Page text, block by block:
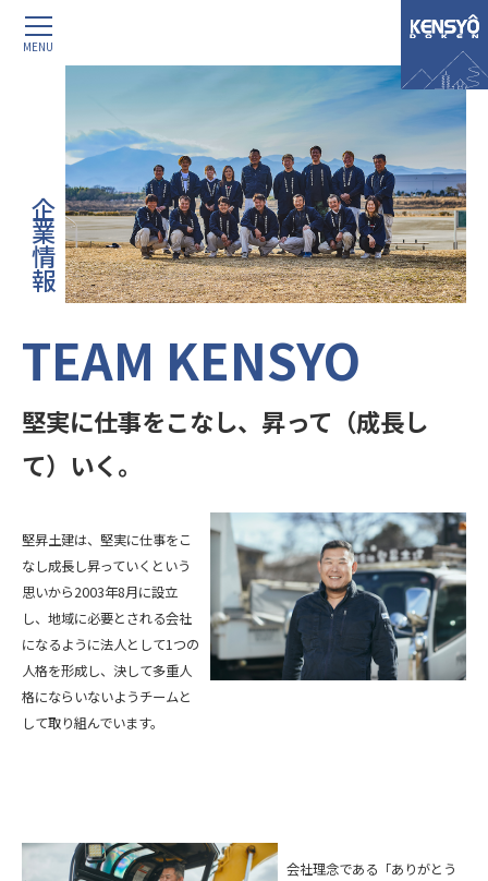
MENU
企業情報
TEAM KENSYO
堅実に仕事をこなし、昇って（成長し
て）いく。
堅昇土建は、堅実に仕事をこ
なし成長し昇っていくという
思いから2003年8月に設立
し、地域に必要とされる会社
になるように法人として1つの
人格を形成し、決して多重人
格にならいないようチームと
して取り組んでいます。
会社理念である「ありがとう